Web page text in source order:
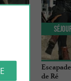
de Ré